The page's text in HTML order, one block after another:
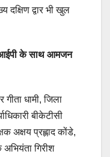
द्वार भी खुल
के साथ आमजन
धामी, जिला
बीकेटीसी
अक्षय प्रह्लाद कोंडे,
अभियंता गिरीश